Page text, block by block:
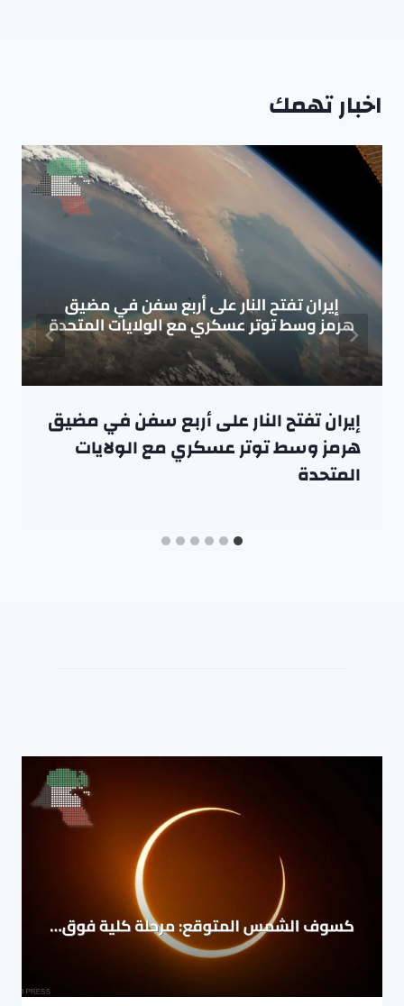
اخبار تهمك
إيران تفتح النار على أربع سفن في مضيق
هرمز وسط توتر عسكري مع الولايات
المتحدة